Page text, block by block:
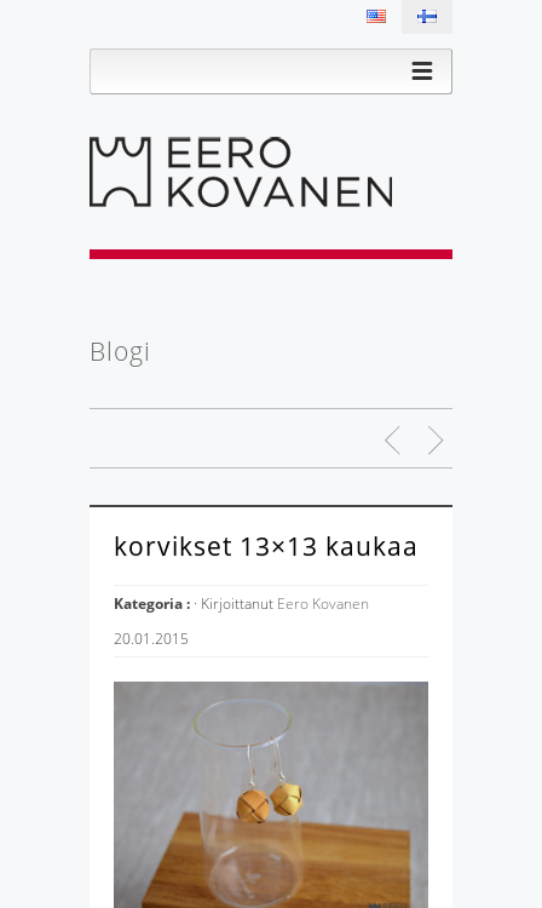
Blogi
korvikset 13×13 kaukaa
Kategoria : · Kirjoittanut Eero Kovanen
20.01.2015